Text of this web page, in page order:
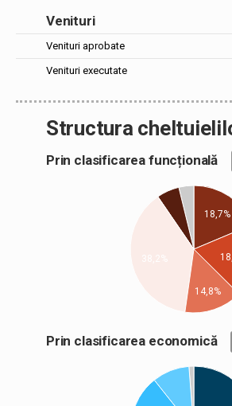
Venituri
Venituri aprobate
Venituri executate
Structura
Prin clasificarea funcțională
18,7%
14,8%
Prin clasificarea economică